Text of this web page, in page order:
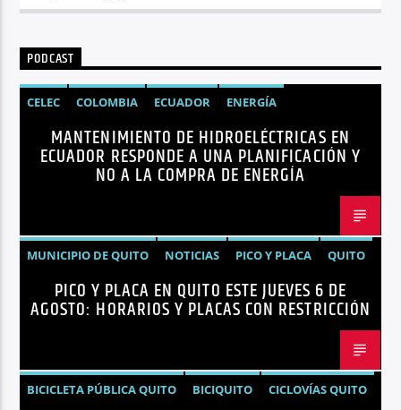
PODCAST
CELEC COLOMBIA ECUADOR
ENERGÍA
HIDROELÉCTRICAS
NOTICIAS
MANTENIMIENTO DE HIDROELÉCTRICAS EN
ECUADOR RESPONDE A UNA PLANIFICACIÓN Y
NO A LA COMPRA DE ENERGÍA
MUNICIPIO DE QUITO NOTICIAS PICO Y PLACA QUITO
PICO Y PLACA EN QUITO ESTE JUEVES 6 DE
AGOSTO: HORARIOS Y PLACAS CON RESTRICCIÓN
BICICLETA PÚBLICA QUITO BICIQUITO
CICLOVÍAS QUITO